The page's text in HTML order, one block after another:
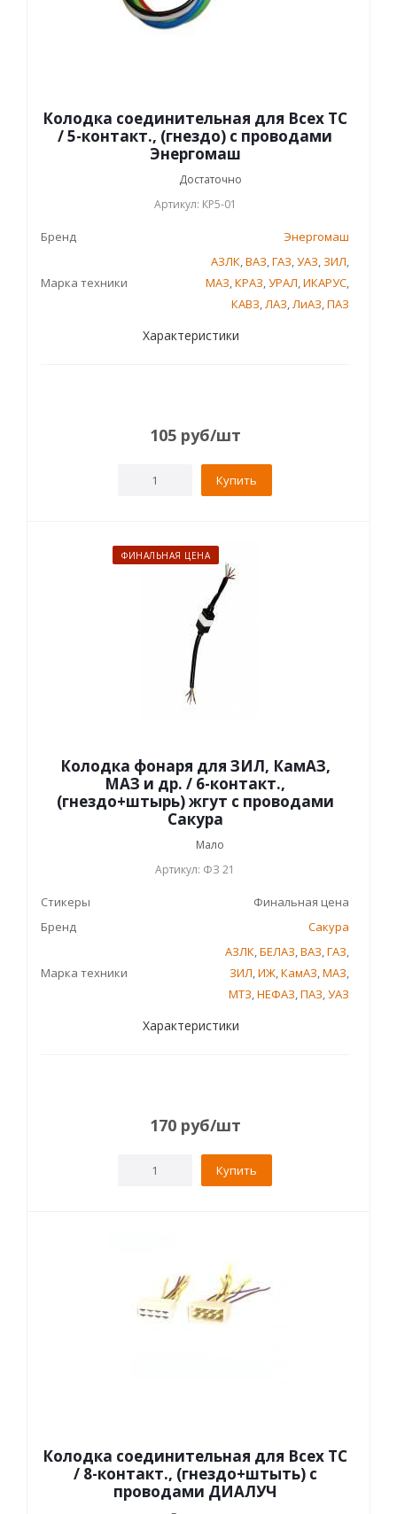
Колодка соединительная для Всех ТС
/ 5-контакт., (гнездо) с проводами
Энергомаш
Достаточно
Артикул: КР5-01
Бренд Энергомаш
Марка техники
АЗЛК,ВАЗ,ГАЗ,УАЗ, ЗИЛ,
МАЗ,КРАЗ,УРАЛ,ИКАРУС,
КАВЗ,ЛАЗ,ЛиАЗ,ПАЗ
Характеристики
105 руб/шт
Купить
ФИНАЛЬНАЯ ЦЕНА
Колодка фонаря для ЗИЛ, КамАЗ,
МАЗ и др. / 6-контакт.,
(гнездо+штырь) жгут с проводами
Сакура
Мало
Артикул: ФЗ 21
Стикеры
Финальная цена
Бренд
Сакура
Марка техники
АЗЛК,БЕЛАЗ,ВАЗ,ГАЗ,
ЗИЛ,ИЖ,КамАЗ,МАЗ,
МТЗ,НЕФАЗ,ПАЗ,УАЗ
Характеристики
170 руб/шт
Купить
Колодка соединительная для Всех ТС
/ 8-контакт., (гнездо+штыть) с
проводами ДИАЛУЧ